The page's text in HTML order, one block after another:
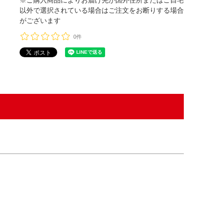
以外で選択されている場合はご注文をお断りする場合
がございます
0件